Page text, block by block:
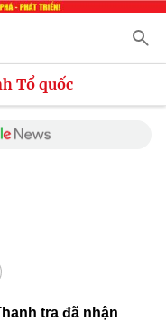
Tổ quốc
tra đã nhận